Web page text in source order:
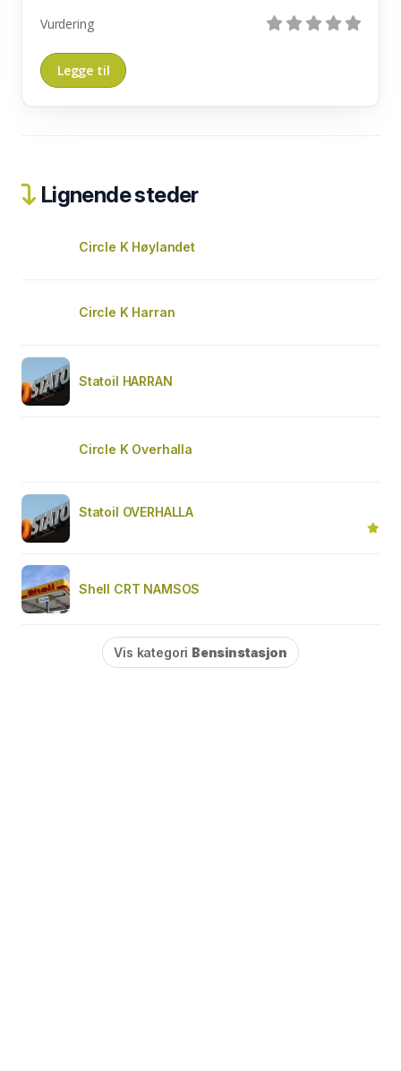
Vurdering
Lignende steder
Circle K Høylandet
Circle K Harran
Statoil HARRAN
Circle K Overhalla
Statoil OVERHALLA
Shell CRT NAMSOS
Vis kategori Bensinstasjon